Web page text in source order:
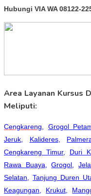
Hubungi VIA WA 08122-
Area Layanan Kursus
Meliputi:
Cengkareng, Grogol
Jeruk, Kalideres,
Cengkareng Timur, Duri
Rawa Buaya,Grogol,
Selatan,Tanjung Duren
Keagungan, Krukut,